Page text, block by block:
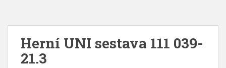
Herní UNI sestava 111 039-
21.3